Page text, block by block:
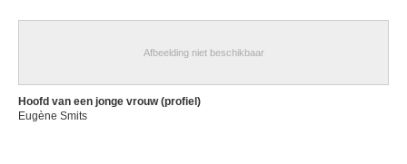
Afbeelding niet beschikbaar
Hoofd van een jonge vrouw (profiel)
Eugène Smits